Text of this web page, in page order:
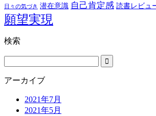
日々の気づき 潜在意識 自己肯定感 読書レビュ
願望実現
検索
アーカイブ
2021年7月
2021年5月